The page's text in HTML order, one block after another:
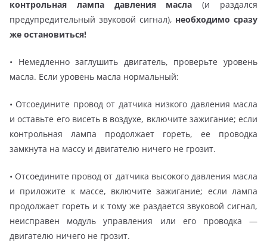
контрольная лампа давления масла(и раздался
предупредительный звуковой сигнал), необходимо сразу
же остановиться!
• Немедленно заглушить двигатель, проверьте уровень
масла. Если уровень масла нормальный:
• Отсоедините провод от датчика низкого давления масла
и оставьте его висеть в воздухе, включите зажигание; если
контрольная лампа продолжает гореть, ее проводка
замкнута на массу и двигателю ничего не грозит.
• Отсоедините провод от датчика высокого давления масла
и приложите к массе, включите зажигание; если лампа
продолжает гореть и к тому же раздается звуковой сигнал,
неисправен модуль управления или его проводка —
двигателю ничего не грозит.